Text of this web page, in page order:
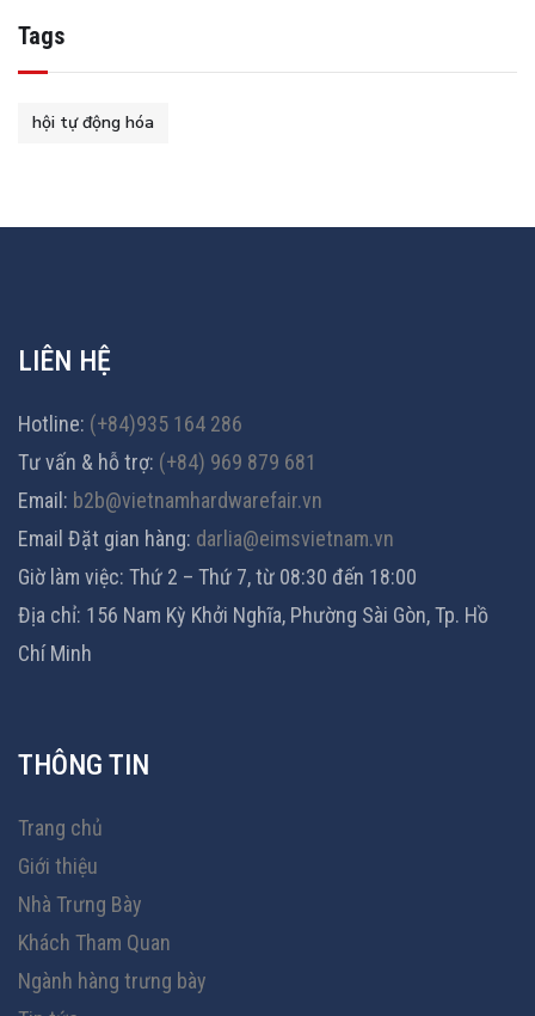
Tags
hội tự động hóa
LIÊN HỆ
Hotline: (+84)935 164 286
Tư vấn & hỗ trợ: (+84) 969 879 681
Email: b2b@vietnamhardwarefair.vn
Email Đặt gian hàng: darlia@eimsvietnam.vn
Giờ làm việc: Thứ 2 – Thứ 7, từ 08:30 đến 18:00
Địa chỉ: 156 Nam Kỳ Khởi Nghĩa, Phường Sài Gòn, Tp. Hồ
Chí Minh
THÔNG TIN
Trang chủ
Giới thiệu
Nhà Trưng Bày
Khách Tham Quan
Ngành hàng trưng bày